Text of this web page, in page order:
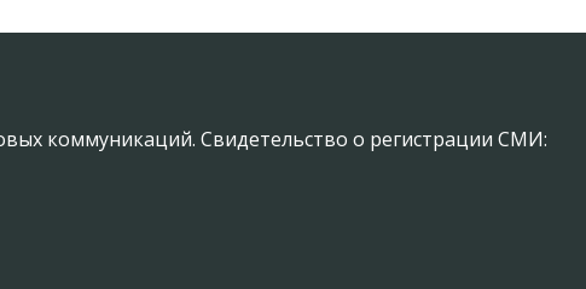
коммуникаций. Свидетельство о регистрации СМИ: